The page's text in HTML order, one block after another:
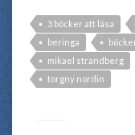
3 böcker att läsa
beringa
mikael strandberg
torgny nordin